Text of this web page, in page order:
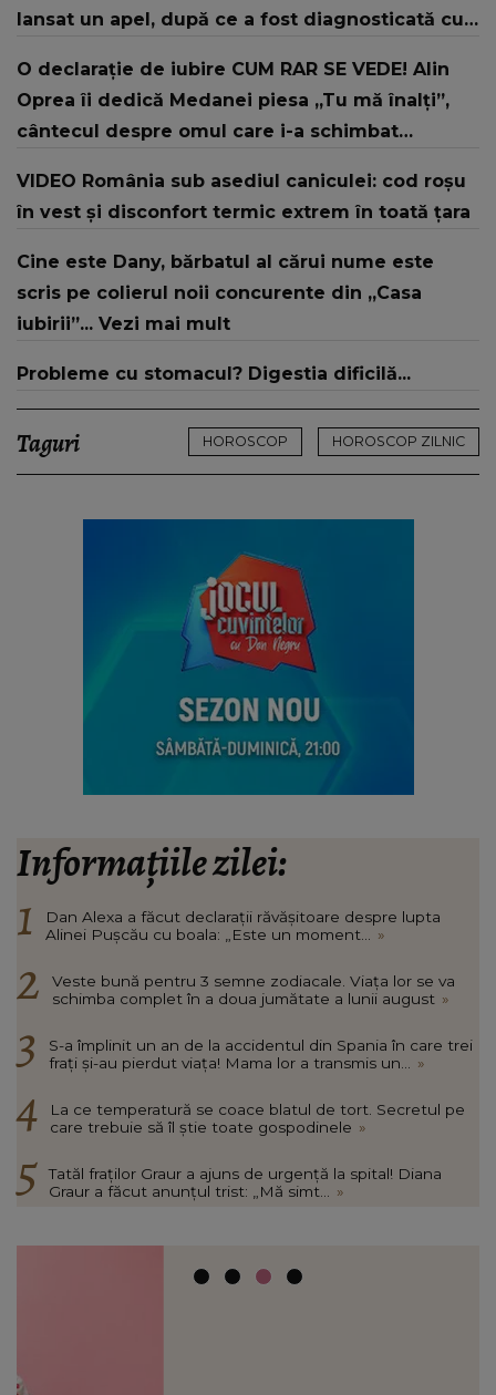
lansat un apel, după ce a fost diagnosticată cu
O declarație de iubire CUM RAR SE VEDE! Alin
Oprea îi dedică Medanei piesa „Tu mă înalți”,
cântecul despre omul care i-a schimbat
iubit cu bunătate și răbdare, până când omul
din mine și-a regăsit pacea"
VIDEO România sub asediul caniculei: cod roșu
în vest și disconfort termic extrem în toată țara
Cine este Dany, bărbatul al cărui nume este
scris pe colierul noii concurente din „Casa
iubirii”... Vezi mai mult
Probleme cu stomacul? Digestia dificilă...
Taguri HOROSCOP HOROSCOP ZILNIC
Informațiile zilei:
Dan Alexa a făcut declarații răvășitoare despre lupta
Alinei Pușcău cu boala: „Este un moment...
»
Veste bună pentru 3 semne zodiacale. Viața lor se va
schimba complet în a doua jumătate a lunii august »
S-a împlinit un an de la accidentul din Spania în care trei
frați și-au pierdut viața! Mama lor a transmis un...
»
La ce temperatură se coace blatul de tort. Secretul pe
care trebuie să îl știe toate gospodinele »
Tatăl fraților Graur a ajuns de urgență la spital! Diana
Graur a făcut anunțul trist: „Mă simt...
»